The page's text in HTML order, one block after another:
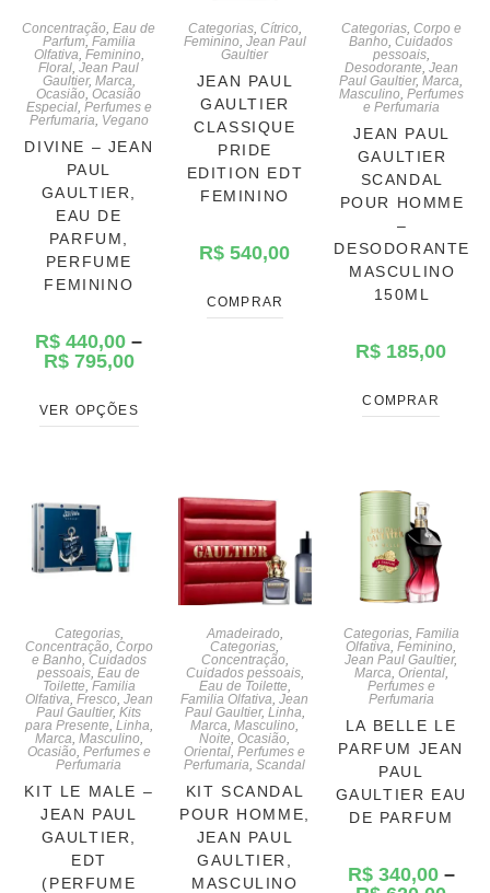
Concentração,Eau de
Parfum, Familia
Olfativa, Feminino,
Floral,Jean Paul
Gaultier, Marca,
Ocasião,Ocasião
Especial, Perfumes e
Perfumaria, Vegano
DIVINE – JEAN
PAUL
GAULTIER,
EAU DE
PARFUM,
PERFUME
FEMININO
R$ 440,00 –
R$795,00
VER OPÇÕES
Categorias, Cítrico,
Feminino, Jean Paul
Gaultier
JEAN PAUL
GAULTIER
CLASSIQUE
PRIDE
EDITION EDT
FEMININO
R$ 540,00
COMPRAR
Categorias, Corpo e
Banho,Cuidados
pessoais,
Desodorante, Jean
Paul Gaultier,Marca,
Masculino, Perfumes
e Perfumaria
JEAN PAUL
GAULTIER
SCANDAL
POUR HOMME
–
DESODORANTE
MASCULINO
150ML
R$ 185,00
COMPRAR
Categorias,
Concentração, Corpo
e Banho, Cuidados
pessoais,Eau de
Toilette, Familia
Olfativa, Fresco, Jean
Paul Gaultier,Kits
para Presente, Linha,
Marca, Masculino,
Ocasião, Perfumes e
Perfumaria
KIT LE MALE –
JEAN PAUL
GAULTIER,
EDT
(PERFUME
Amadeirado,
Categorias,
Concentração,
Cuidados pessoais,
Eau de Toilette,
Familia Olfativa,Jean
Paul Gaultier, Linha,
Marca,Masculino,
Noite,Ocasião,
Oriental,Perfumes e
Perfumaria,Scandal
KIT SCANDAL
POUR HOMME,
JEAN PAUL
GAULTIER,
MASCULINO
Categorias, Familia
Olfativa,Feminino,
Jean Paul Gaultier,
Marca, Oriental,
Perfumes e
Perfumaria
LA BELLE LE
PARFUM JEAN
PAUL
GAULTIER EAU
DE PARFUM
R$340,00–